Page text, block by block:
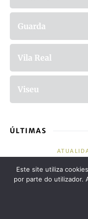
Guarda
Vila Real
Viseu
ÚLTIMAS
Por
mais
Este site utiliza
por parte do utilizador.